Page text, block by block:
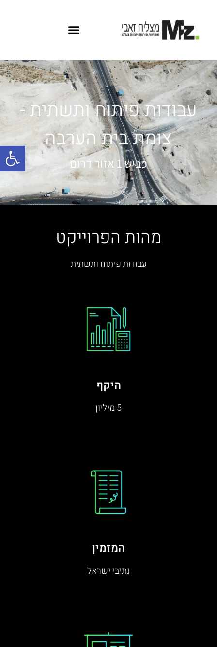
עבודות פיתוח ותשתית -
צומת בית הערבה
כביש 1 אזור דרום
מהות הפרוייקט
עבודות פיתוח ותשתית
היקף
5 מיליון
המזמין
נתיבי ישראל